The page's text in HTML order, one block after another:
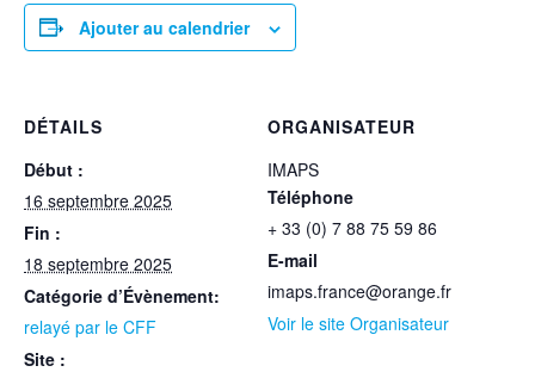
Ajouter au calendrier
DÉTAILS
Début :
16 septembre 2025
Fin :
18 septembre 2025
Catégorie d’Évènement:
relayé par le CFF
Site :
ORGANISATEUR
IMAPS
Téléphone
+ 33 (0) 7 88 75 59 86
E-mail
imaps.france@orange.fr
Voir le site Organisateur